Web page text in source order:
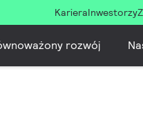
KarieraInwestorzy
rozwój